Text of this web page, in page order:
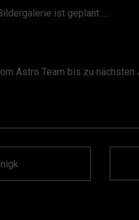
ist geplant…..
Astro Team bis zu nächsten